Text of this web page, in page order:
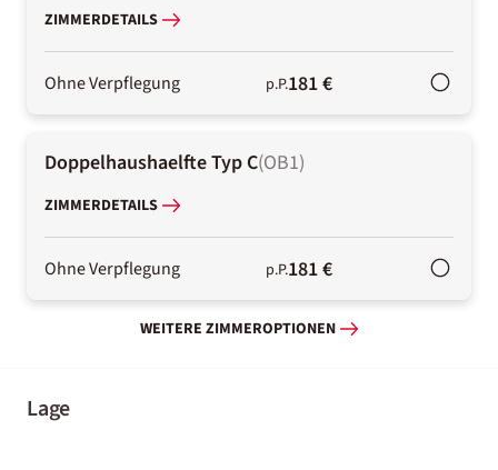
ZIMMERDETAILS
Ohne Verpflegung p.P.181 €
Doppelhaushaelfte Typ C(OB1)
ZIMMERDETAILS
Ohne Verpflegung p.P.181 €
WEITERE ZIMMEROPTIONEN
Lage